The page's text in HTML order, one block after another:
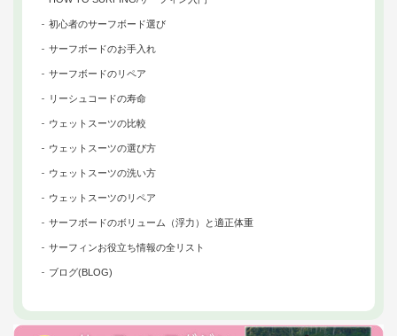
初心者のサーフボード選び
サーフボードのお手入れ
サーフボードのリペア
リーシュコードの寿命
ウェットスーツの比較
ウェットスーツの選び方
ウェットスーツの洗い方
ウェットスーツのリペア
サーフボードのボリューム（浮力）と適正体重
サーフィンお役立ち情報の全リスト
ブログ(BLOG)